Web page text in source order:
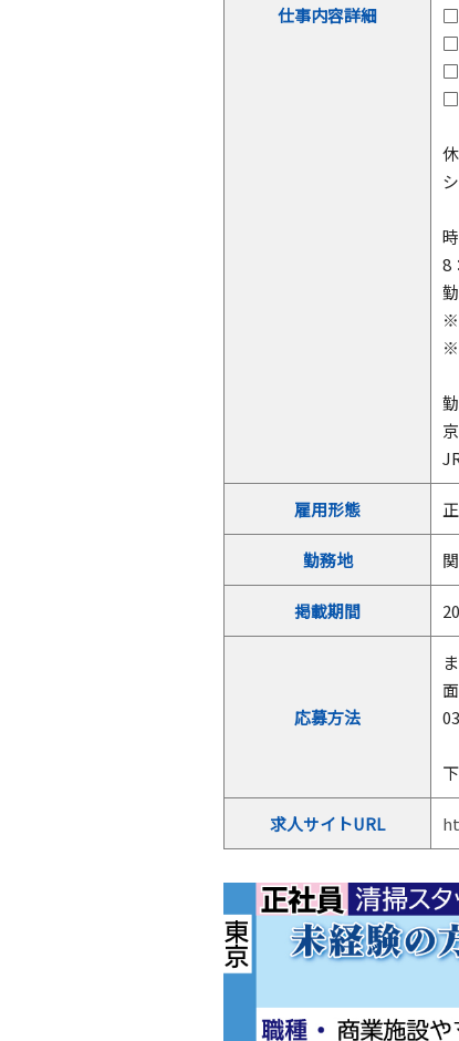
仕事内容詳細
□
□
□
□
8
※
※
雇用形態
勤務地
掲載期間
応募方法
求人サイトURL